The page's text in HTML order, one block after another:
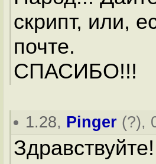
скрипт, или,
почте.
СПАСИБО!!!
1.28, Pinger (?),